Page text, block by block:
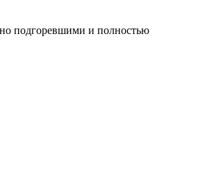
подгоревшими и полностью